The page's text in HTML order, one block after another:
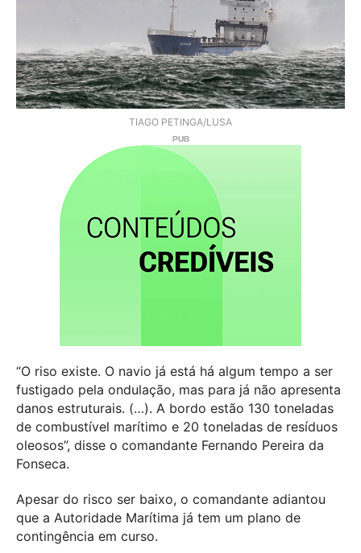
TIAGO PETINGA/LUSA
“O riso existe. O navio já está há algum tempo a ser
fustigado pela ondulação, mas para já não apresenta
danos estruturais. (…). A bordo estão 130 toneladas
de combustível marítimo e 20 toneladas de resíduos
oleosos”, disse o comandante Fernando Pereira da
Fonseca.
Apesar do risco ser baixo, o comandante adiantou
que a Autoridade Marítima já tem um plano de
contingência em curso.